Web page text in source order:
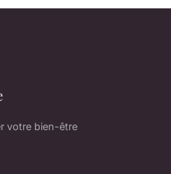
votre bien-être